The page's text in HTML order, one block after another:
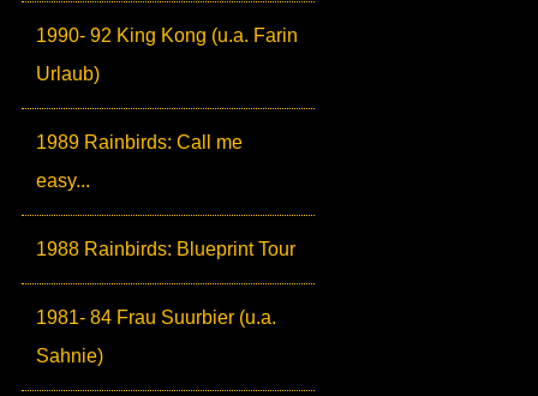
1990- 92 King Kong (u.a. Farin
Urlaub)
1989 Rainbirds: Call me
easy...
1988 Rainbirds: Blueprint Tour
1981- 84 Frau Suurbier (u.a.
Sahnie)